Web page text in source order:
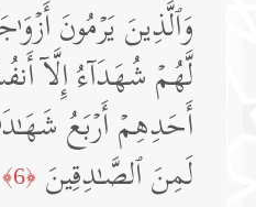
وَٱلَّذِینَ یَرۡمُونَ
لَّهُمۡ شُهَدَاۤءُ إِلَّاۤ
أَحَدِهِمۡ أَرۡبَعُ شَهَـٰدَ
لَمِنَ ٱلصَّـٰدِقِینَ ﴿6﴾